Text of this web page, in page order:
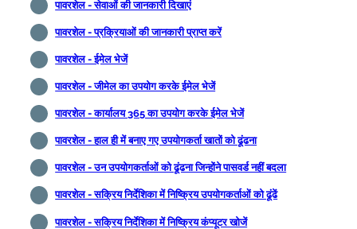
पावरशेल - सेवाओं की जानकारी दिखाएं
पावरशेल - प्रक्रियाओं की जानकारी प्राप्त करें
पावरशेल - ईमेल भेजें
पावरशेल - जीमेल का उपयोग करके ईमेल भेजें
पावरशेल - कार्यालय 365 का उपयोग करके ईमेल भेजें
पावरशेल - हाल ही में बनाए गए उपयोगकर्ता खातों को ढूंढना
पावरशेल - उन उपयोगकर्ताओं को ढूंढना जिन्होंने पासवर्ड नहीं बदला
पावरशेल - सक्रिय निर्देशिका में निष्क्रिय उपयोगकर्ताओं को ढूंढें
पावरशेल - सक्रिय निर्देशिका में निष्क्रिय कंप्यूटर खोजें